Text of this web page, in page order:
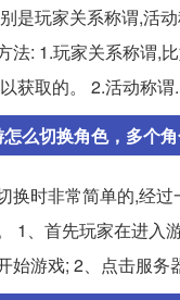
是玩家关系称谓,活
法: 1.玩家关系称谓,
获取的。 2.活动称谓
么切换角色，多个
换时非常简单的,经
1、首先玩家在进入
始游戏; 2、点击服务